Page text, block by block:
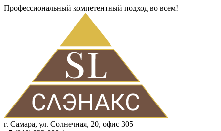
Профессиональный компетентный подход во всем!
г. Самара, ул. Солнечная, 20, офис 305